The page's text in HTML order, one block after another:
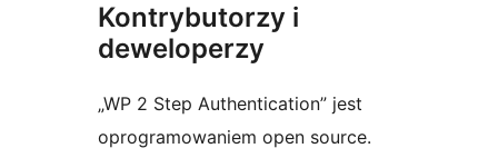
Kontrybutorzy i
deweloperzy
„WP 2 Step Authentication” jest
oprogramowaniem open source.